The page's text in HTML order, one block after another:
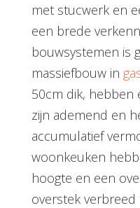
met stucwerk en
een brede
bouwsystemen is
massiefbouw in
50cm dik, hebben
zijn ademend en
accumulatief
woonkeuken
hoogte en een
overstek